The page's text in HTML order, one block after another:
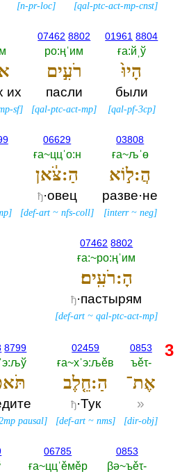
[qal-ptc-act-mp-cnst]
[n-pr-loc]
01961 8804
ға:йˌў
הָיוּ֙
были
[qal-pf-3cp]
07462 8802
ро:ңˈим
רֹעִ֣ים
пасли
[qal-ptc-act-mp]
их
sf]
03808
ға~љˈө
הֲ:ל֣וֹא
разве·не
[interr~ neg]
06629
ға~ццˈо:н
הַ:צֹּ֔אן
ђ·овец
[def-art ~nfs-coll]
]
07462 8802
ға:~ро:ңˈим
הָ:רֹעִֽים׃
ђ·пастырям
[def-art ~qal-ptc-act-mp]
0853
ъěτ-‎
אֶת־
»
[dir-obj]
02459
ға~хˈэ:љěв
הַ:חֵ֤לֶב
ђ·Тук
[def-art ~nms]
8799
pausal]
0853
βә~ъěτ-‎
06785
ға~ццˈěмěр
3